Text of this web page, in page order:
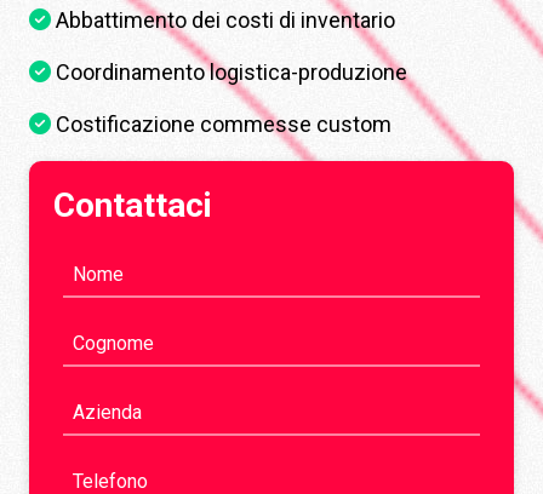
Abbattimento dei costi di inventario
Coordinamento logistica-produzione
Costificazione commesse custom
Contattaci